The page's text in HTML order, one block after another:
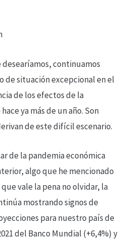
continuamos
de situación excepcional en el
de los efectos de la
ya más de un año. Son
de este difícil escenario.
de la pandemia económica
algo que he mencionado
vale la pena no olvidar, la
mostrando signos de
para nuestro país de
del Banco Mundial (+6,4%) y